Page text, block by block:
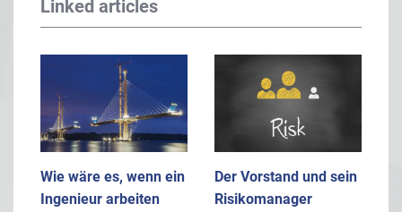
Linked articles
Wie wäre es, wenn ein
Ingenieur arbeiten
Der Vorstand und sein
Risikomanager